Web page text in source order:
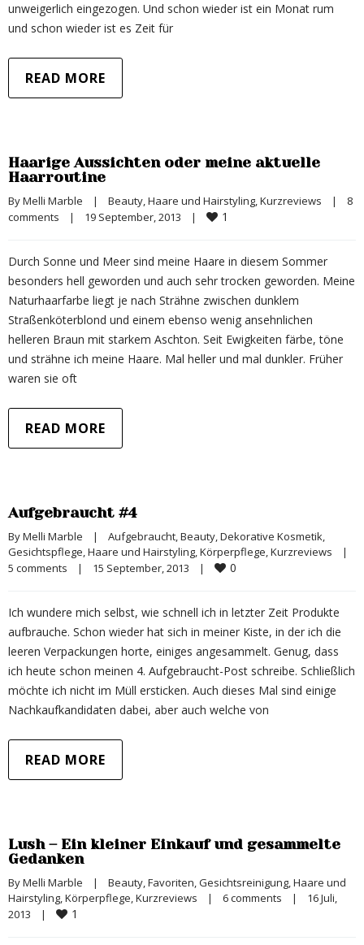
unweigerlich eingezogen. Und schon wieder ist ein Monat rum
und schon wieder ist es Zeit für
READ MORE
Haarige Aussichten oder meine aktuelle
Haarroutine
By Melli Marble | Beauty, Haare und Hairstyling, Kurzreviews |
8
comments
| 19 September, 2013 | 1
Durch Sonne und Meer sind meine Haare in diesem Sommer
besonders hell geworden und auch sehr trocken geworden. Meine
Naturhaarfarbe liegt je nach Strähne zwischen dunklem
Straßenköterblond und einem ebenso wenig ansehnlichen
helleren Braun mit starkem Aschton. Seit Ewigkeiten färbe, töne
und strähne ich meine Haare. Mal heller und mal dunkler. Früher
waren sie oft
READ MORE
Aufgebraucht #4
By Melli Marble | Aufgebraucht, Beauty, Dekorative Kosmetik
Gesichtspflege, Haare und Hairstyling, Körperpflege, Kurzreviews
|
5 comments
| 15 September, 2013 | 0
Ich wundere mich selbst, wie schnell ich in letzter Zeit Produkte
aufbrauche. Schon wieder hat sich in meiner Kiste, in der ich die
leeren Verpackungen horte, einiges angesammelt. Genug, dass
ich heute schon meinen 4. Aufgebraucht-Post schreibe. Schließlich
möchte ich nicht im Müll ersticken. Auch dieses Mal sind einige
Nachkaufkandidaten dabei, aber auch welche von
READ MORE
Lush – Ein kleiner Einkauf und gesammelte
Gedanken
By Melli Marble | Beauty, Favoriten, Gesichtsreinigung, Haare und
Hairstyling, Körperpflege, Kurzreviews | 6 comments |
16 Juli,
2013
| 1